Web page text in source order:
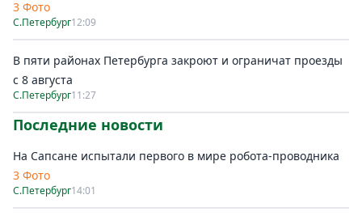
3 Фото
С.Петербург12:09
В пяти районах Петербурга закроют и ограничат проезды
с 8 августа
С.Петербург11:27
Последние новости
На Сапсане испытали первого в мире робота-проводника
3 Фото
С.Петербург14:01